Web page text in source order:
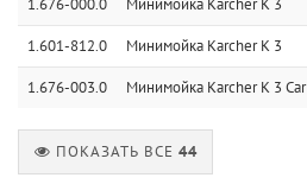
1.676-000.0 Минимойка Karcher K 3
1.601-812.0 Минимойка Karcher K 3
1.676-003.0 Минимойка Karcher K 3 Car
ПОКАЗАТЬ ВСЕ44